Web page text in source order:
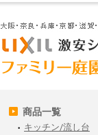
商品一覧
キッチン/流し台